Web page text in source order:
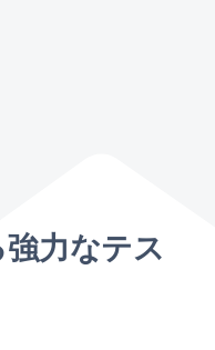
力なテス